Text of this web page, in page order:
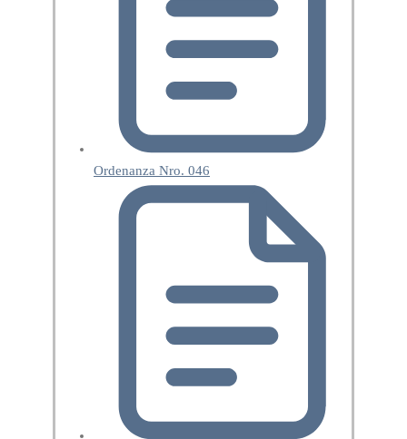
Ordenanza Nro. 046